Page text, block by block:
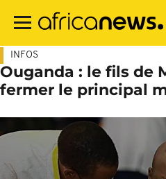
contenu
INFOS
Ouganda : le fils de
fermer le principal